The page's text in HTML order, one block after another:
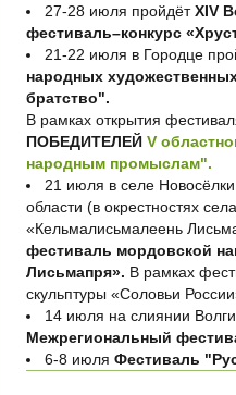
27-28 июля пройдётXIV
фестиваль–конкурс
21-22 июля в Городце
народных
братство".
В рамках открытия
ПОБЕДИТЕЛЕЙ V
народным промыслам".
21 июля в селе
области (в окрестностях
«Кельмалисьмалеень
фестиваль мордовской
Лисьмапря». В рамках
скульптуры «Соловьи
14 июля на слиянии
Межрегиональный
6-8 июля Фестиваль